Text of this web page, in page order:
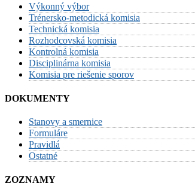
Výkonný výbor
Trénersko-metodická komisia
Technická komisia
Rozhodcovská komisia
Kontrolná komisia
Disciplinárna komisia
Komisia pre riešenie sporov
DOKUMENTY
Stanovy a smernice
Formuláre
Pravidlá
Ostatné
ZOZNAMY